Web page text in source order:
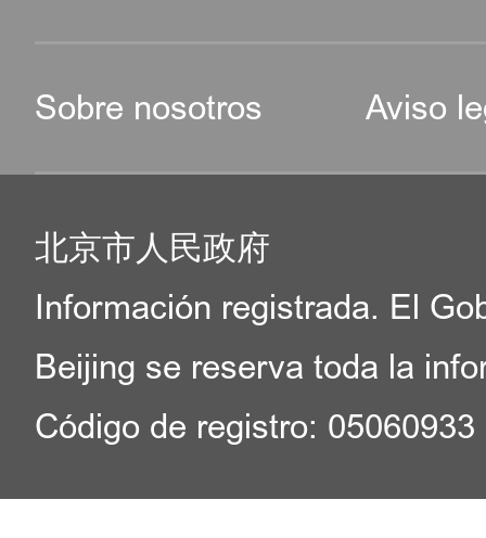
Sobre nosotros Aviso
北京市人民政府
Información registrada. El
Beijing se reserva toda la
Código de registro: 05060933